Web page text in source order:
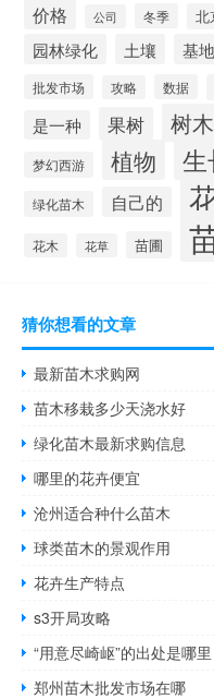
价格 公司 冬季 北
园林绿化 土壤 基地
批发市场 攻略 数据
是一种 果树 树木
梦幻西游
植物 生
绿化苗木 自己的
花木 花草 苗圃
猜你想看的文章
最新苗木求购网
苗木移栽多少天浇水好
绿化苗木最新求购信息
哪里的花卉便宜
沧州适合种什么苗木
球类苗木的景观作用
花卉生产特点
s3开局攻略
“用意尽崎岖”的出处是哪里
郑州苗木批发市场在哪